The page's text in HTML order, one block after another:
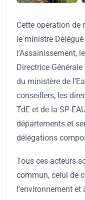
Cette opération
le ministre Délégué
l’Assainissement,
Directrice Générale
du ministère de
conseillers, les
TdE et de la SP-
départements et
délégations
Tous ces acteurs
commun, celui de
l’environnement et